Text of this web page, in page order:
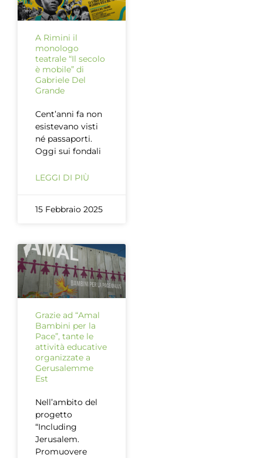
A Rimini il
monologo
teatrale “Il secolo
è mobile” di
Gabriele Del
Grande
Cent’anni fa non
esistevano visti
né passaporti.
Oggi sui fondali
LEGGI DI PIÙ
15 Febbraio 2025
Grazie ad “Amal
Bambini per la
Pace”, tante le
attività educative
organizzate a
Gerusalemme
Est
Nell’ambito del
progetto
“Including
Jerusalem.
Promuovere